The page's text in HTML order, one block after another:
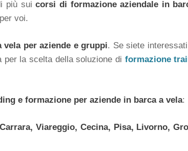
più suicorsi di formazione aziendale in
voi.
per aziende e gruppi. Se siete
la scelta della soluzione di formazione
e formazione per aziende in barca a vela:
Viareggio, Cecina, Pisa, Livorno,